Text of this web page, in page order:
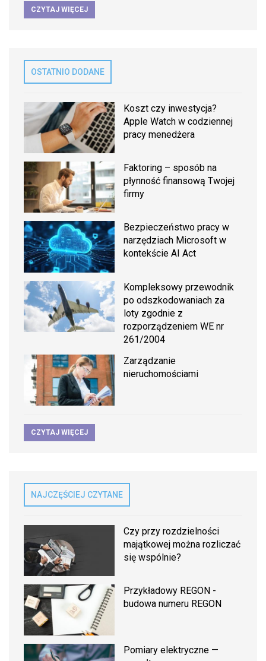
CZYTAJ WIĘCEJ
OSTATNIO DODANE
Koszt czy inwestycja?
Apple Watch w codziennej
pracy menedżera
Faktoring – sposób na
płynność finansową Twojej
firmy
Bezpieczeństwo pracy w
narzędziach Microsoft w
kontekście AI Act
Kompleksowy przewodnik
po odszkodowaniach za
loty zgodnie z
rozporządzeniem WE nr
261/2004
Zarządzanie
nieruchomościami
CZYTAJ WIĘCEJ
NAJCZĘŚCIEJ CZYTANE
Czy przy rozdzielności
majątkowej można rozliczać
się wspólnie?
Przykładowy REGON -
budowa numeru REGON
Pomiary elektryczne —